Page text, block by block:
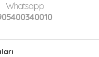
Whatsapp